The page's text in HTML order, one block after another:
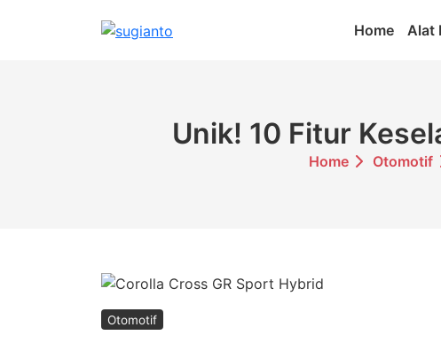
Home Alat
Unik! 10 Fitur
Home Otomotif
Otomotif